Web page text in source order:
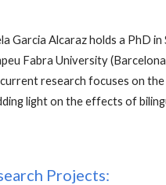
Garcia Alcaraz holds a PhD
Fabra University
research focuses on
light on the effects of
Projects: